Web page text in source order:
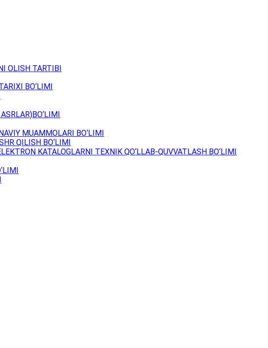
OLISH TARTIBI
BO‘LIMI
MUAMMOLARI BO‘LIMI
QILISH BO‘LIMI
KATALOGLARNI TEXNIK QO‘LLAB-QUVVATLASH BO‘LIMI